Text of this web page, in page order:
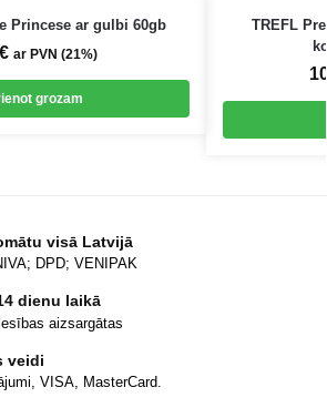
Princese ar gulbi 60gb
€ ar PVN (21%)
grozam
TREFL
visā Latvijā
DPD; VENIPAK
dienu laikā
aizsargātas
veidi
VISA, MasterCard.